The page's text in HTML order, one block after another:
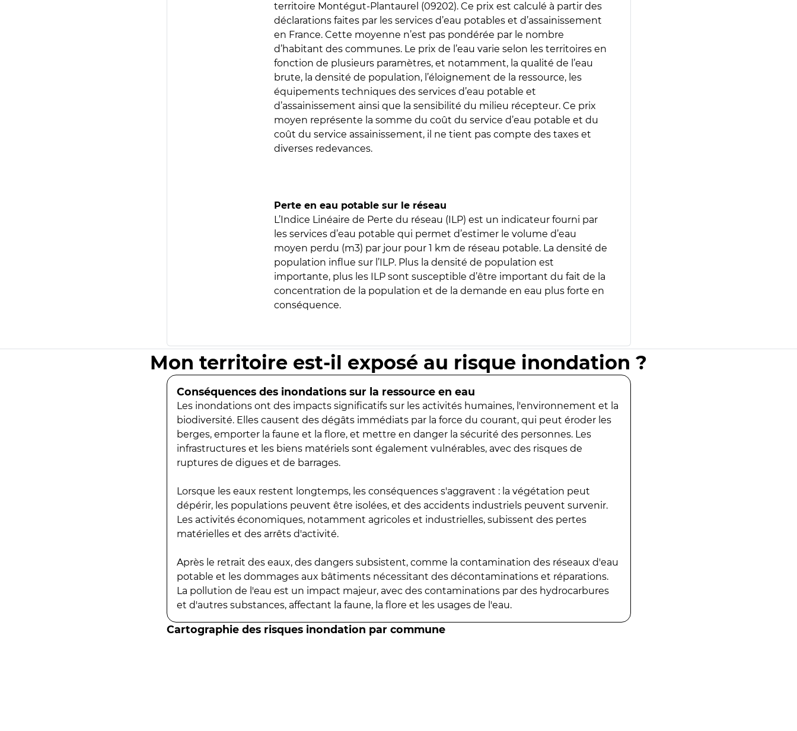
territoire Montégut-Plantaurel (09202). Ce prix est calculé à partir des
déclarations faites par les services d’eau potables et d’assainissement
en France. Cette moyenne n’est pas pondérée par le nombre
d’habitant des communes. Le prix de l’eau varie selon les territoires en
fonction de plusieurs paramètres, et notamment, la qualité de l’eau
brute, la densité de population, l’éloignement de la ressource, les
équipements techniques des services d’eau potable et
d’assainissement ainsi que la sensibilité du milieu récepteur. Ce prix
moyen représente la somme du coût du service d’eau potable et du
coût du service assainissement, il ne tient pas compte des taxes et
diverses redevances.
Perte en eau potable sur le réseau
L’Indice Linéaire de Perte du réseau (ILP) est un indicateur fourni par
les services d’eau potable qui permet d’estimer le volume d’eau
moyen perdu (m3) par jour pour 1 km de réseau potable. La densité de
population influe sur l’ILP. Plus la densité de population est
importante, plus les ILP sont susceptible d’être important du fait de la
concentration de la population et de la demande en eau plus forte en
conséquence.
Mon territoire est-il exposé au risque inondation ?
Conséquences des inondations sur la ressource en eau
Les inondations ont des impacts significatifs sur les activités humaines, l'environnement et la
biodiversité. Elles causent des dégâts immédiats par la force du courant, qui peut éroder les
berges, emporter la faune et la flore, et mettre en danger la sécurité des personnes. Les
infrastructures et les biens matériels sont également vulnérables, avec des risques de
ruptures de digues et de barrages.
Lorsque les eaux restent longtemps, les conséquences s'aggravent : la végétation peut
dépérir, les populations peuvent être isolées, et des accidents industriels peuvent survenir.
Les activités économiques, notamment agricoles et industrielles, subissent des pertes
matérielles et des arrêts d'activité.
Après le retrait des eaux, des dangers subsistent, comme la contamination des réseaux d'eau
potable et les dommages aux bâtiments nécessitant des décontaminations et réparations.
La pollution de l'eau est un impact majeur, avec des contaminations par des hydrocarbures
et d'autres substances, affectant la faune, la flore et les usages de l'eau.
Cartographie des risques inondation par commune